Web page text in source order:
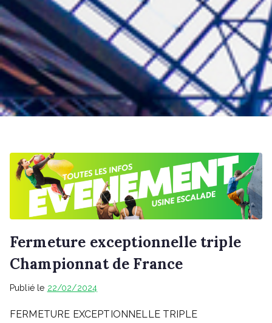
Fermeture exceptionnelle triple
Championnat de France
Publié le 22/02/2024
FERMETURE EXCEPTIONNELLE TRIPLE